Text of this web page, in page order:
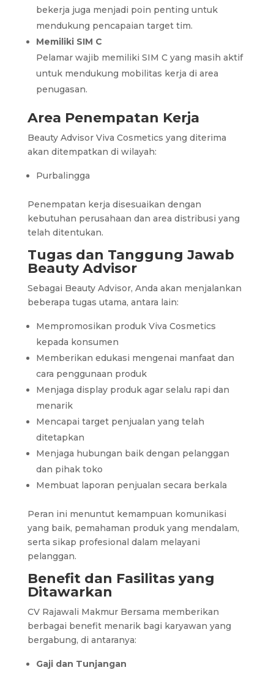
bekerja juga menjadi poin penting untuk
mendukung pencapaian target tim.
Memiliki SIM C
Pelamar wajib memiliki SIM C yang masih aktif
untuk mendukung mobilitas kerja di area
penugasan.
Area Penempatan Kerja
Beauty Advisor Viva Cosmetics yang diterima
akan ditempatkan di wilayah:
Purbalingga
Penempatan kerja disesuaikan dengan
kebutuhan perusahaan dan area distribusi yang
telah ditentukan.
Tugas dan Tanggung Jawab
Beauty Advisor
Sebagai Beauty Advisor, Anda akan menjalankan
beberapa tugas utama, antara lain:
Mempromosikan produk Viva Cosmetics
kepada konsumen
Memberikan edukasi mengenai manfaat dan
cara penggunaan produk
Menjaga display produk agar selalu rapi dan
menarik
Mencapai target penjualan yang telah
ditetapkan
Menjaga hubungan baik dengan pelanggan
dan pihak toko
Membuat laporan penjualan secara berkala
Peran ini menuntut kemampuan komunikasi
yang baik, pemahaman produk yang mendalam,
serta sikap profesional dalam melayani
pelanggan.
Benefit dan Fasilitas yang
Ditawarkan
CV Rajawali Makmur Bersama memberikan
berbagai benefit menarik bagi karyawan yang
bergabung, di antaranya:
Gaji dan Tunjangan